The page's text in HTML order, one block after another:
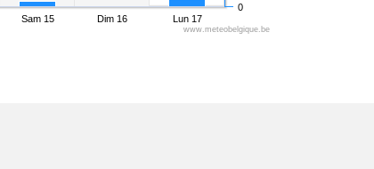
Sam 15 Dim 16 Lun 17
0
www.meteobelgique.be